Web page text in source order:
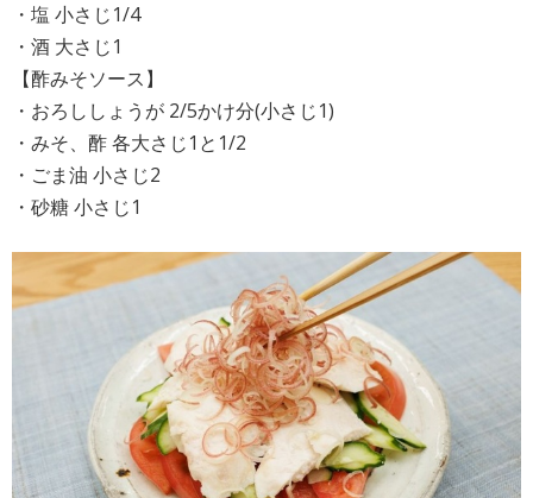
・塩 小さじ1/4
・酒 大さじ1
【酢みそソース】
・おろししょうが 2/5かけ分(小さじ1)
・みそ、酢 各大さじ1と1/2
・ごま油 小さじ2
・砂糖 小さじ1